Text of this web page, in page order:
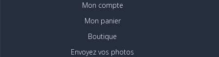
Mon compte
Mon panier
Boutique
Envoyez vos photos